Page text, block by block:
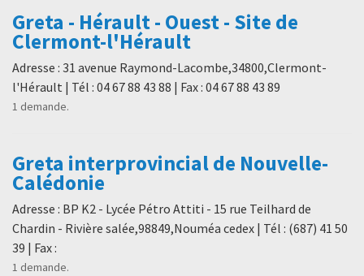
Greta - Hérault - Ouest - Site de
Clermont-l'Hérault
Adresse : 31 avenue Raymond-Lacombe,34800,Clermont-
l'Hérault | Tél : 04 67 88 43 88 | Fax : 04 67 88 43 89
1 demande.
Greta interprovincial de Nouvelle-
Calédonie
Adresse : BP K2 - Lycée Pétro Attiti - 15 rue Teilhard de
Chardin - Rivière salée,98849,Nouméa cedex | Tél : (687) 41 50
39 | Fax :
1 demande.